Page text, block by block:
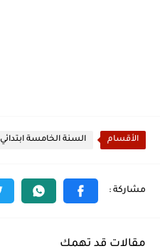
الأقسام السنة الخامسة ابتدائي
مقالات قد تهمك